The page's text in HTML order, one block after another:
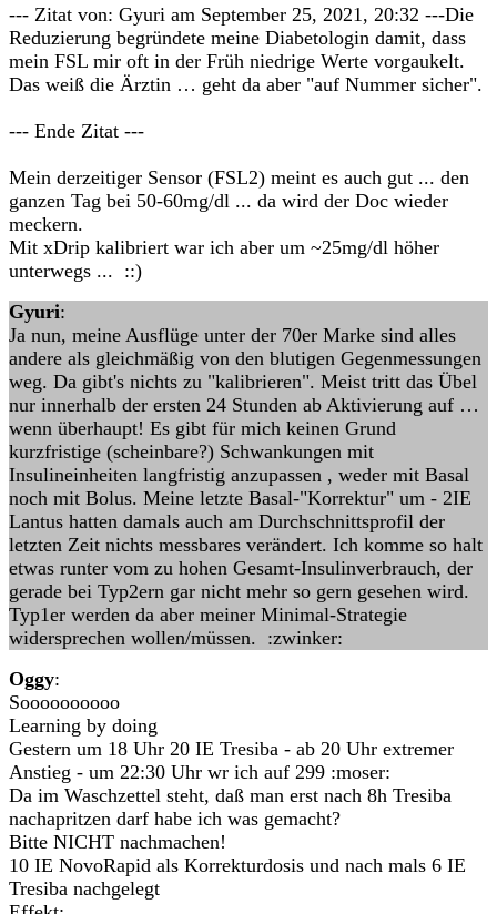
--- Zitat von: Gyuri am September 25, 2021, 20:32 ---Die
Reduzierung begründete meine Diabetologin damit, dass
mein FSL mir oft in der Früh niedrige Werte vorgaukelt.
Das weiß die Ärztin … geht da aber "auf Nummer sicher".
--- Ende Zitat ---
Mein derzeitiger Sensor (FSL2) meint es auch gut ... den
ganzen Tag bei 50-60mg/dl ... da wird der Doc wieder
meckern.
Mit xDrip kalibriert war ich aber um ~25mg/dl höher
unterwegs ... ::)
Gyuri:
Ja nun, meine Ausflüge unter der 70er Marke sind alles
andere als gleichmäßig von den blutigen Gegenmessungen
weg. Da gibt's nichts zu "kalibrieren". Meist tritt das Übel
nur innerhalb der ersten 24 Stunden ab Aktivierung auf …
wenn überhaupt! Es gibt für mich keinen Grund
kurzfristige (scheinbare?) Schwankungen mit
Insulineinheiten langfristig anzupassen , weder mit Basal
noch mit Bolus. Meine letzte Basal-"Korrektur" um - 2IE
Lantus hatten damals auch am Durchschnittsprofil der
letzten Zeit nichts messbares verändert. Ich komme so halt
etwas runter vom zu hohen Gesamt-Insulinverbrauch, der
gerade bei Typ2ern gar nicht mehr so gern gesehen wird.
Typ1er werden da aber meiner Minimal-Strategie
widersprechen wollen/müssen. :zwinker:
Oggy:
Soooooooooo
Learning by doing
Gestern um 18 Uhr 20 IE Tresiba - ab 20 Uhr extremer
Anstieg - um 22:30 Uhr wr ich auf 299 :moser:
Da im Waschzettel steht, daß man erst nach 8h Tresiba
nachapritzen darf habe ich was gemacht?
Bitte NICHT nachmachen!
10 IE NovoRapid als Korrekturdosis und nach mals 6 IE
Tresiba nachgelegt